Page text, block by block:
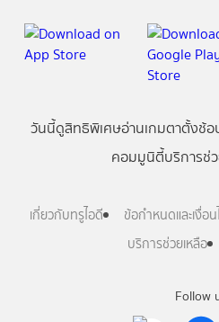
Follow
วันนี้ดูสิทธิพิเศษอ่านเกมตาตั้งช้
คอมมูนิตี้บริการช่
เกี่ยวกับทรูไอดี ข้อกำหนดและเงื่อน
บริการช่วยเหลือ